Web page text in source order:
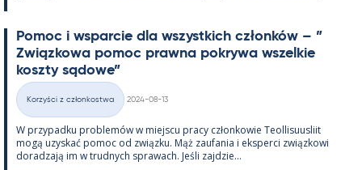
Po­moc i ws­parcie dla wszyst­kich członków – ”
Związ­kowa po­moc prawna pok­rywa wszel­kie
koszty są­dowe”
Kategorie
Korzyści z członkostwa
2024-08-13
W przy­padku problemów w miejscu pracy człon­kowie Teol­li­suus­liit
mogą uzys­kać po­moc od związku. Mąż zau­fa­nia i eks­perci związ­kowi
do­radzają im w trud­nych sprawach. Jeśli zajdzie...